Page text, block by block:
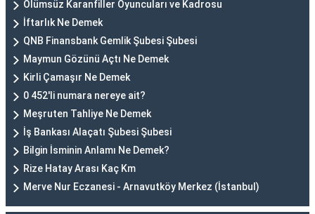
Ölümsüz Karanfiller Oyuncuları ve Kadrosu
İftarlık Ne Demek
QNB Finansbank Gemlik Şubesi Şubesi
Maymun Gözünü Açtı Ne Demek
Kirli Çamaşır Ne Demek
0 452'li numara nereye ait?
Meşruten Tahliye Ne Demek
İş Bankası Alaçatı Şubesi Şubesi
Bilgin İsminin Anlamı Ne Demek?
Rize Hatay Arası Kaç Km
Merve Nur Eczanesi - Arnavutköy Merkez (İstanbul)